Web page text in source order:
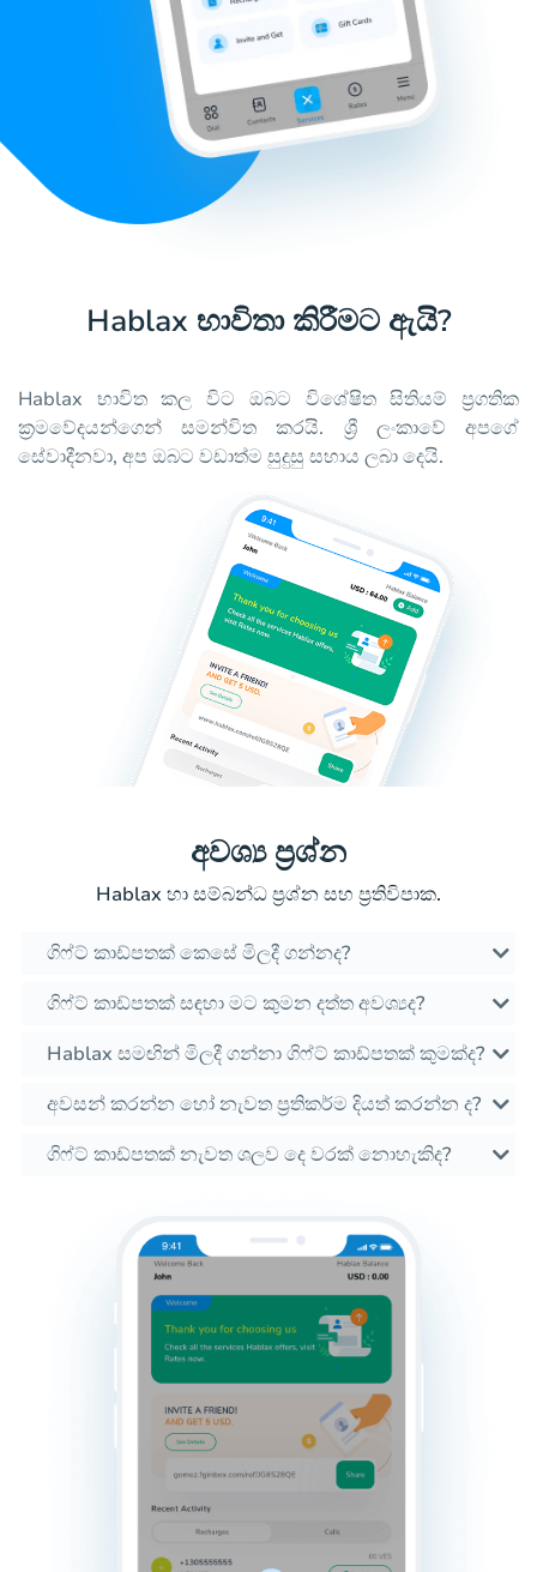
Hablax භාවිතා කිරීමට ඇයි?
Hablax භාවිත කල විට ඔබට විශේෂිත සිතියම් ප්‍රගතික
ක්‍රමවේදයන්ගෙන් සමන්විත කරයි. ශ්‍රී ලංකාවේ අපගේ
සේවාදීනවා, අප ඔබට වඩාත්ම සුදුසු සහාය ලබා දෙයි.
අවශ්‍ය ප්‍රශ්න
Hablax හා සම්බන්ධ ප්‍රශ්න සහ ප්‍රතිවිපාක.
ගිෆ්ට් කාඩ්පතක් කෙසේ මිලදී ගන්නද?
ගිෆ්ට් කාඩ්පතක් සඳහා මට කුමන දත්ත අවශ්‍යද?
Hablax සමඟින් මිලදී ගන්නා ගිෆ්ට් කාඩ්පතක් කුමක්ද?
අවසන් කරන්න හෝ නැවත ප්‍රතිකර්ම දියත් කරන්න ද?
ගිෆ්ට් කාඩ්පතක් නැවත ශලව දෙ වරක් නොහැකිද?